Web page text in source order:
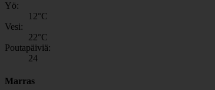
Yö:
12°C
Vesi:
22°C
Poutapäiviä:
24
Marras